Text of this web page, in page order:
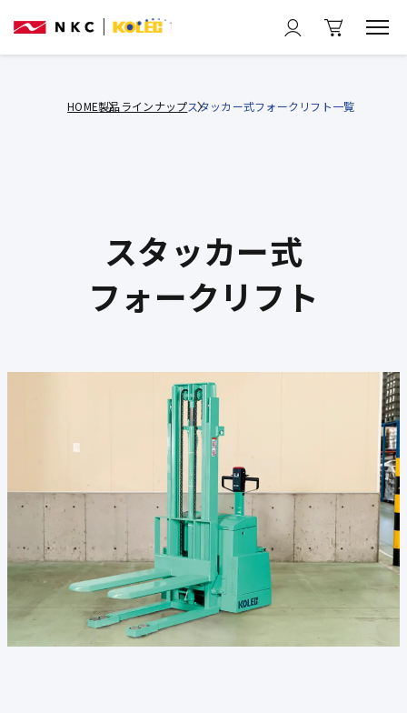
HOME製品ラインナップスタッカー式フォークリフト一覧
スタッカー式
フォークリフト